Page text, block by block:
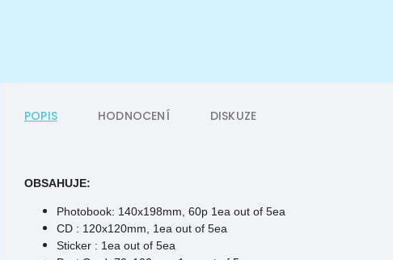
POPIS HODNOCENÍ DISKUZE
OBSAHUJE:
Photobook: 140x198mm, 60p 1ea out of 5ea
CD : 120x120mm, 1ea out of 5ea
Sticker : 1ea out of 5ea